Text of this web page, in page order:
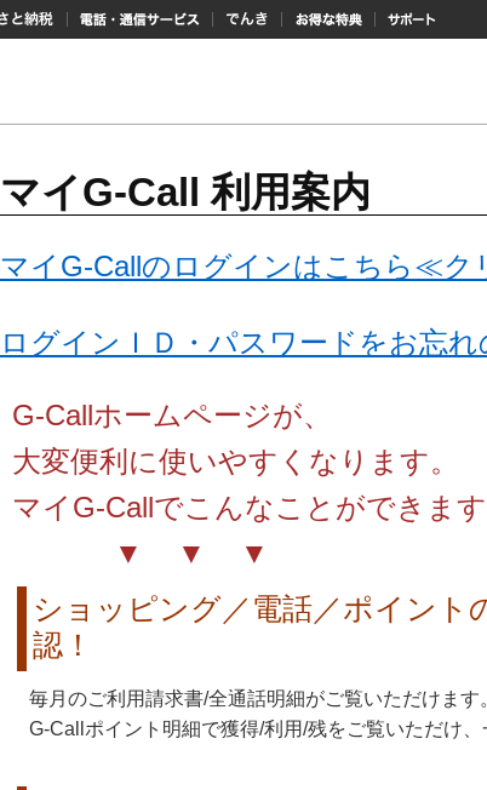
マイG-Call 利用案内
マイG-Callのログインはこちら≪
ログインＩＤ・パスワードをお忘
G-Callホームページが、
大変便利に使いやすくなります。
マイG-Callでこんなことができます
▼ ▼ ▼
ショッピング／電話／ポイント
認！
毎月のご利用請求書/全通話明細がご覧いただけます。
G-Callポイント明細で獲得/利用/残をご覧いただけ、